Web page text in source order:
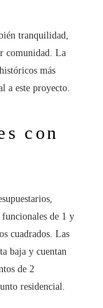
tranquilidad,
comunidad. La
más
a este proyecto.
con
funcionales de 1 y
cuadrados. Las
baja y cuentan
de 2
residencial.